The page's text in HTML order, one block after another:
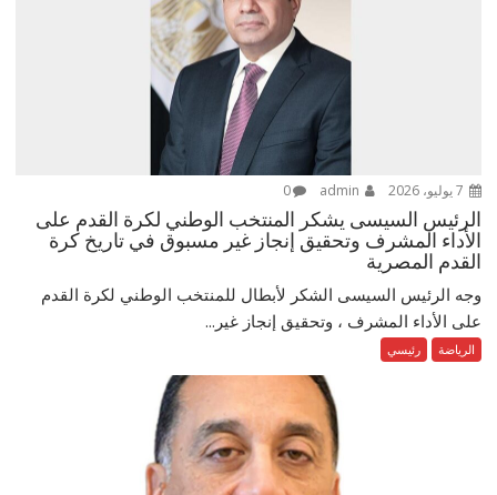
0
الرئيس السيسى يشكر المنتخب الوطني لكرة القدم على
الأداء المشرف وتحقيق إنجاز غير مسبوق في تاريخ كرة
القدم المصرية
وجه الرئيس السيسى الشكر لأبطال للمنتخب الوطني لكرة القدم
على الأداء المشرف ، وتحقيق إنجاز غير...
الرياضة رئيسي